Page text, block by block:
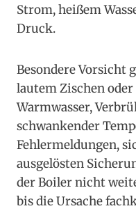
Strom, heißem
Druck.
Besondere Vorsicht
lautem Zischen
Warmwasser,
schwankender
Fehlermeldungen,
ausgelösten
der Boiler nicht
bis die Ursache